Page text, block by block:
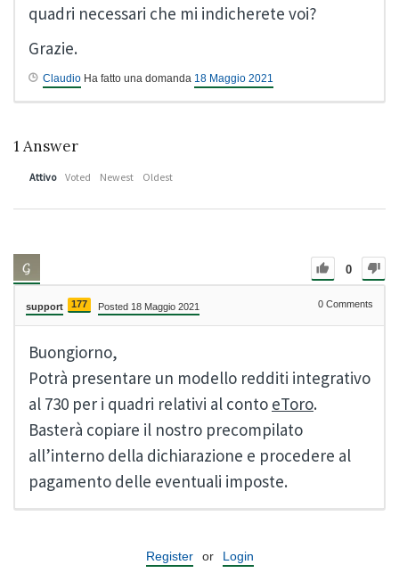
quadri necessari che mi indicherete voi?
Grazie.
Claudio Ha fatto una domanda 18 Maggio 2021
1 Answer
Attivo Voted Newest Oldest
0
support 177 Posted 18 Maggio 2021 0 Comments
Buongiorno,
Potrà presentare un modello redditi integrativo
al 730 per i quadri relativi al conto eToro.
Basterà copiare il nostro precompilato
all’interno della dichiarazione e procedere al
pagamento delle eventuali imposte.
Register or Login